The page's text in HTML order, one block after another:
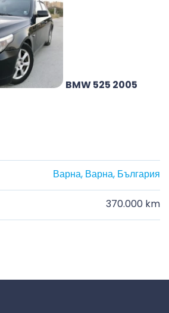
BMW 525 2005
Варна, Варна, България
370.000 km